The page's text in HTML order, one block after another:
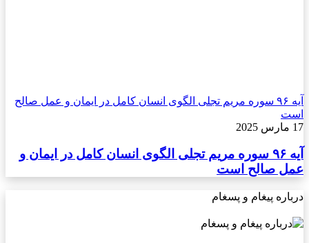
آیه ۹۶ سوره مریم تجلی الگوی انسان کامل در ایمان و عمل صالح
است
17 مارس 2025
آیه ۹۶ سوره مریم تجلی الگوی انسان کامل در ایمان و
عمل صالح است
درباره پیغام و پسغام